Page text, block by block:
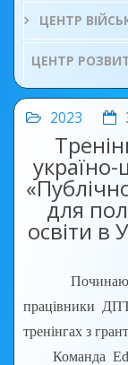
ЦЕНТР
ЦЕНТР
2023
для
освіти в
Починаючи
працівники
тренінгах з
Команда